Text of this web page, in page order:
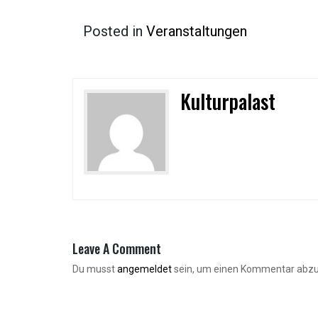
Posted in Veranstaltungen
Kulturpalast
Leave A Comment
Du musstangemeldetsein, um einen Kommentar